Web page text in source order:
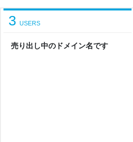
売り出し中のドメイン名です
3 USERS